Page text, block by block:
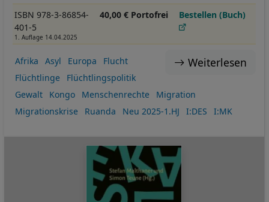
ISBN 978-3-86854-
401-5
1. Auflage 14.04.2025
40,00 € Portofrei Bestellen (Buch)
Weiterlesen
Afrika Asyl Europa
Flucht
Flüchtlinge
Flüchtlingspolitik
Gewalt
Kongo Menschenrechte
Migration
Migrationskrise
Ruanda Neu 2025-1.HJ I:DES I:MK